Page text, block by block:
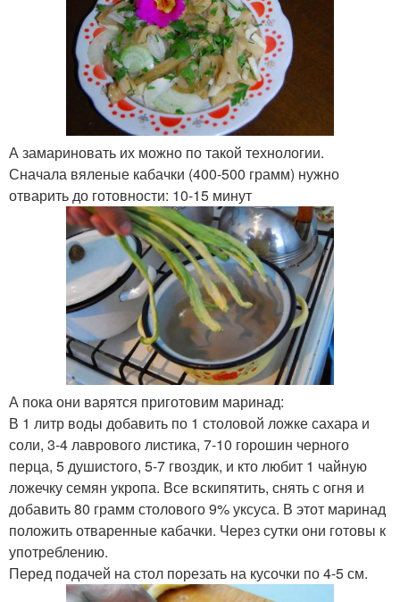
А замариновать их можно по такой технологии.
Сначала вяленые кабачки (400-500 грамм) нужно
отварить до готовности: 10-15 минут
А пока они варятся приготовим маринад:
В 1 литр воды добавить по 1 столовой ложке сахара и
соли, 3-4 лаврового листика, 7-10 горошин черного
перца, 5 душистого, 5-7 гвоздик, и кто любит 1 чайную
ложечку семян укропа. Все вскипятить, снять с огня и
добавить 80 грамм столового 9% уксуса. В этот маринад
положить отваренные кабачки. Через сутки они готовы к
употреблению.
Перед подачей на стол порезать на кусочки по 4-5 см.